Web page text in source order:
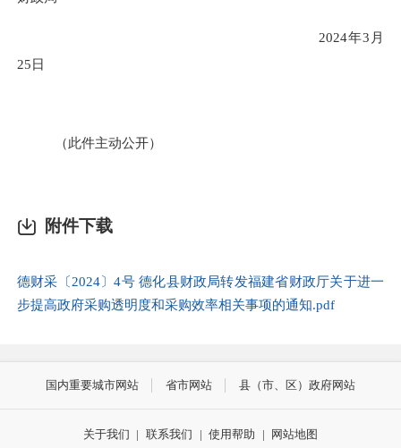
2024年3 月
25日
（此件主动公开）
附件下载
德财采〔2024〕4号 德化县财政局转发福建省财政厅关于进一
步提高政府采购透明度和采购效率相关事项的通知.pdf
国内重要城市网站 省市网站 县（市、区）政府网站
关于我们 | 联系我们 | 使用帮助 | 网站地图